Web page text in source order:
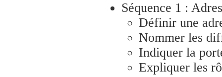
Séquence 1 :
Définir une
Nommer les
Indiquer la
Expliquer les